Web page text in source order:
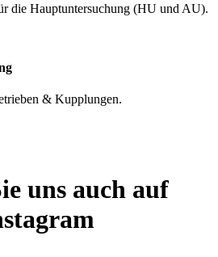
die Hauptuntersuchung (HU und AU).
& Kupplungen.
uns auch auf